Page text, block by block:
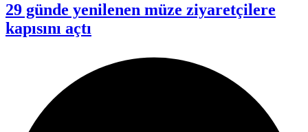
29 günde yenilenen müze ziyaretçilere
kapısını açtı